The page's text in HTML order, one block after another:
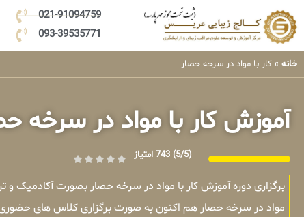
021-91094759
093-39535771
خانه » کار با مواد در سرخه حصار
آموزش کار با مواد در سرخه
(5/5) 743 امتیاز
برگزاری دوره آموزش کار با مواد در سرخه حصار بصورت آکادمیک
مواد در سرخه حصار هم اکنون به صورت برگزاری کلاس های حضوری